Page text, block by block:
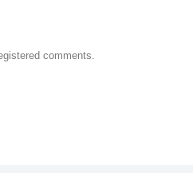
comments.